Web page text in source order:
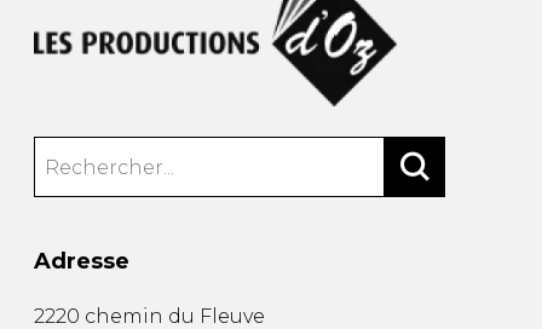
Adresse
2220 chemin du Fleuve